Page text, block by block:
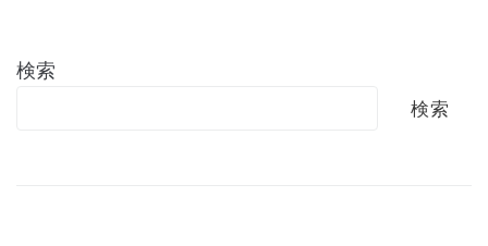
検索
検索